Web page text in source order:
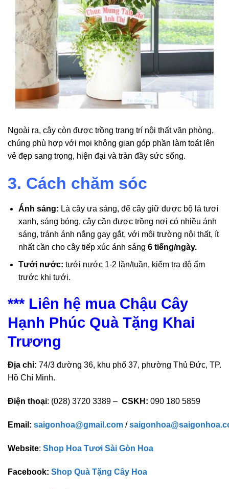
Ngoài ra, cây còn được trồng trang trí nội thất văn phòng,
chúng phù hợp với mọi không gian góp phần làm toát lên
vẻ đẹp sang trọng, hiện đại và tràn đầy sức sống.
3. Cách chăm sóc
Ánh sáng: Là cây ưa sáng, để cây giữ được bộ lá tươi
xanh, sáng bóng, cây cần được trồng nơi có nhiều ánh
sáng, tránh ánh nắng gay gắt, với môi trường nội thất, ít
nhất cần cho cây tiếp xúc ánh sáng 6 tiếng/ngày.
Tưới nước: tưới nước 1-2 lần/tuần, kiểm tra độ ẩm
trước khi tưới.
*** Liên hệ mua Chậu Cây
Hạnh Phúc Quà Tặng Khai
Trương
Địa chỉ: 74/3 đường 36, khu phố 37, phường Thủ Đức, TP.
Hồ Chí Minh.
Điện thoại: (028) 3720 3389 – CSKH: 090 180 5859
Email: saigonhoa@gmail.com /
Website: Shop Hoa Tươi Sài Gòn Hoa
Facebook: Shop Quà Tặng Cây Hoa